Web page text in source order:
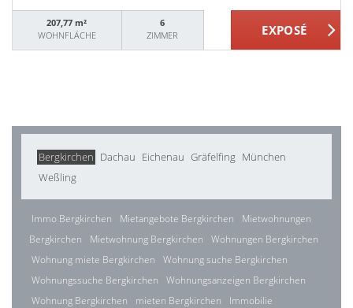
207,77 m²
WOHNFLÄCHE
6
ZIMMER
Bergkirchen Dachau Eichenau Gräfelfing München
Weßling
Immo Bergkirchen Mietangebote Bergkirchen
Mietwohnungen
Bergkirchen
Mietwohnung Bergkirchen
Wohnungen Bergkirchen
Wohnung miete Bergkirchen
Wohnung suche Bergkirchen
Wohnungssuche Bergkirchen
Wohnungsanzeigen Bergkirchen
Wohnung Bergkirchen
mieten Bergkirchen
Immobilie